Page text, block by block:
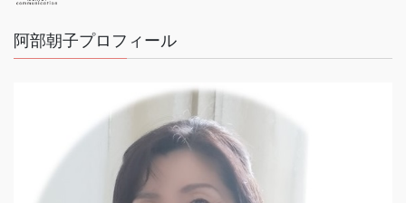
阿部朝子プロフィール